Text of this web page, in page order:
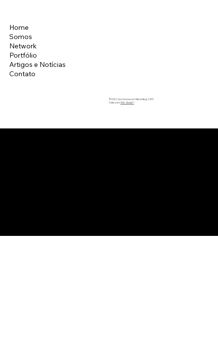
Home
Somos
Network
Portfólio
Artigos e Notícias
Contato
© 2023 por Innovarum Marketing 360°.
Feito comWix Studio™